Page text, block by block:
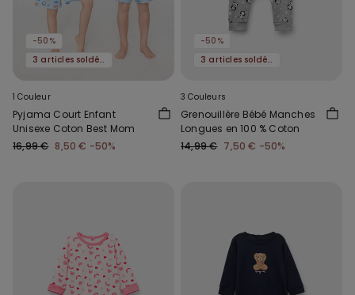
-50%
3 articles soldés, -70 %
1 Couleur
Pyjama Court Enfant
Unisexe Coton Best Mom
16,99 € 8,50 € -50%
-50%
3 articles soldés, -70 %
3 Couleurs
Grenouillère Bébé Manches
Longues en 100 % Coton
14,99 € 7,50 € -50%